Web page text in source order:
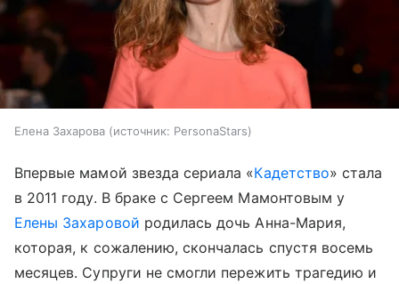
Елена Захарова источник: PersonaStars
Впервые мамой звезда сериала «Кадетство» стала
в 2011 году. В браке с Сергеем Мамонтовым у
Елены Захаровой родилась дочь Анна-Мария,
которая, к сожалению, скончалась спустя восемь
месяцев. Супруги не смогли пережить трагедию и